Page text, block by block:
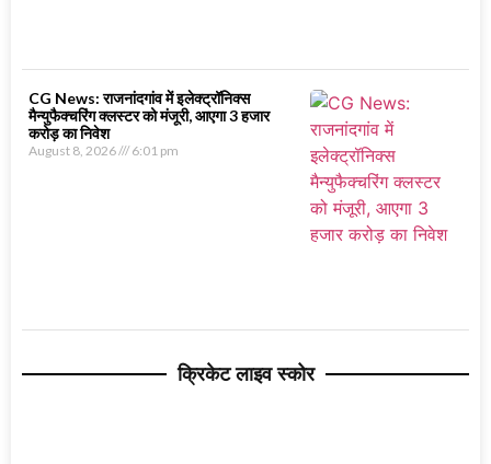
CG News: राजनांदगांव में इलेक्ट्रॉनिक्स
मैन्युफैक्चरिंग क्लस्टर को मंजूरी, आएगा 3 हजार
करोड़ का निवेश
August 8, 2026 6:01 pm
क्रिकेट लाइव स्कोर